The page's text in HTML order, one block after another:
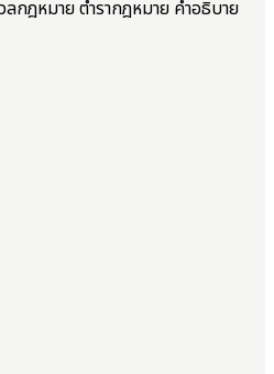
กฎหมาย ตำรากฎหมาย คำอธิบาย